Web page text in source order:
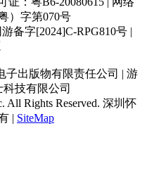
）字第070号
备字[2024]C-RPG810号 |
出版物有限责任公司 | 游
科技有限公司
Rights Reserved. 深圳怀
|SiteMap